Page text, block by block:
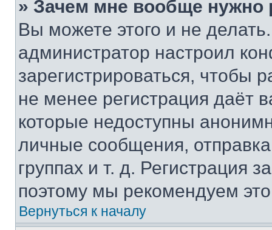
» Зачем мне вообще нужно
Вы можете этого и не
администратор настроил
зарегистрироваться, чтобы
не менее регистрация даёт
которые недоступны
личные сообщения,
группах и т. д. Регистрация
поэтому мы рекомендуем
Вернуться к началу